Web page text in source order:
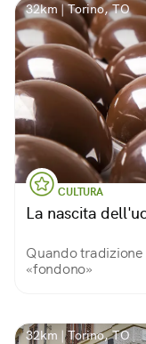
32km | Torino, TO
CULTURA
La nascita
Quando
«fondono»
32km | Torino, TO